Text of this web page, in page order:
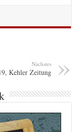
Nächstes
Kehler Zeitung